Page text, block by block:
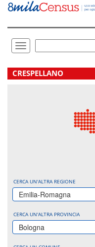
Vai
direttamente
Toggle
navigation
.
CRESPELLANO
CERCA UN'ALTRA REGIONE
Emilia-Romagna
CERCA UN'ALTRA PROVINCIA
Bologna